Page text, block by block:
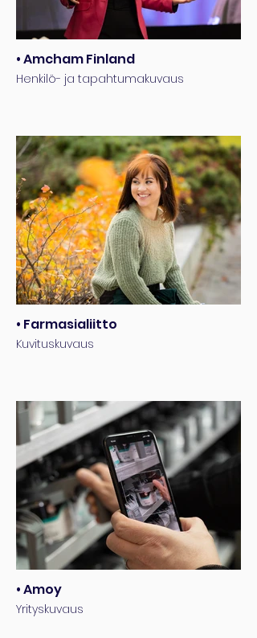
• Amcham Finland
Henkilö- ja tapahtumakuvaus
• Farmasialiitto
Kuvituskuvaus
• Amoy
Yrityskuvaus